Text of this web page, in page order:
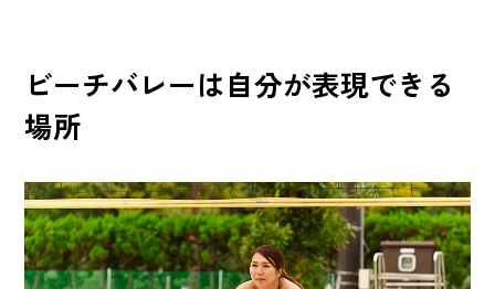
ビーチバレーは自分が表現できる
場所